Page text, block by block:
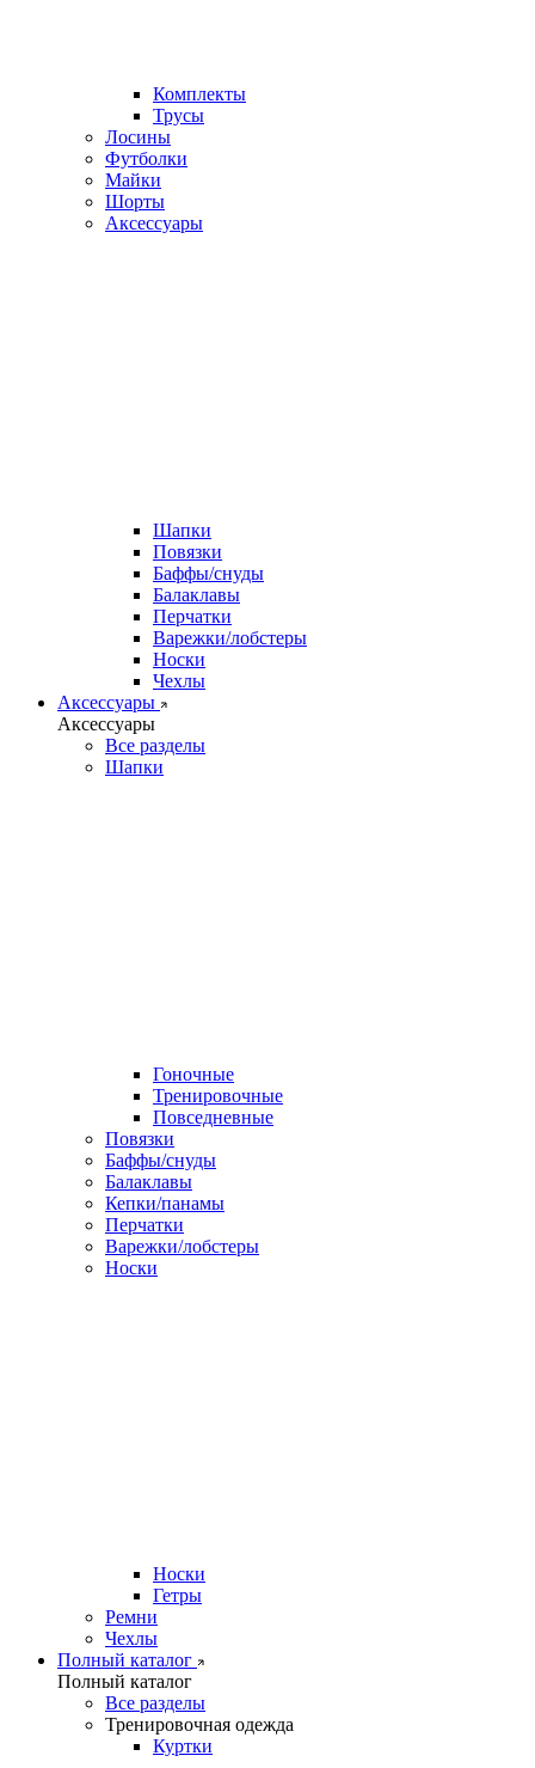
Комплекты
Трусы
Лосины
Футболки
Майки
Шорты
Аксессуары
Шапки
Повязки
Баффы/снуды
Балаклавы
Перчатки
Варежки/лобстеры
Носки
Чехлы
Аксессуары
Аксессуары
Все разделы
Шапки
Гоночные
Тренировочные
Повседневные
Повязки
Баффы/снуды
Балаклавы
Кепки/панамы
Перчатки
Варежки/лобстеры
Носки
Носки
Гетры
Ремни
Чехлы
Полный каталог
Полный каталог
Все разделы
Тренировочная одежда
Куртки